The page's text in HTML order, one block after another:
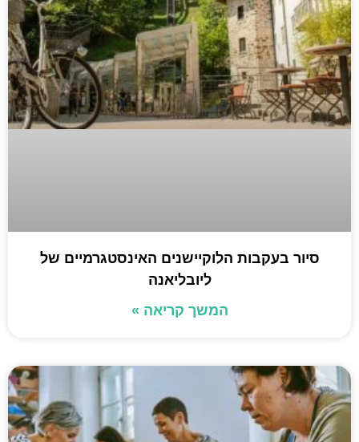
סיור בעקבות הלוקיישנים האינסטגרמיים של
ליובליאנה
המשך קריאה »